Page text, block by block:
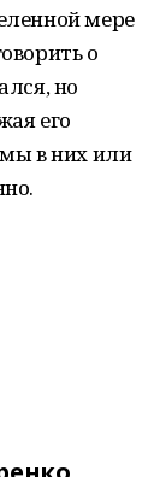
мере
о
но
его
мы в них или